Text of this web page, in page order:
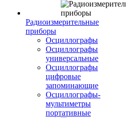
Радиоизмерительные
приборы
Осциллографы
Осциллографы
универсальные
Осциллографы
цифровые
запоминающие
Осциллографы-
мультиметры
портативные